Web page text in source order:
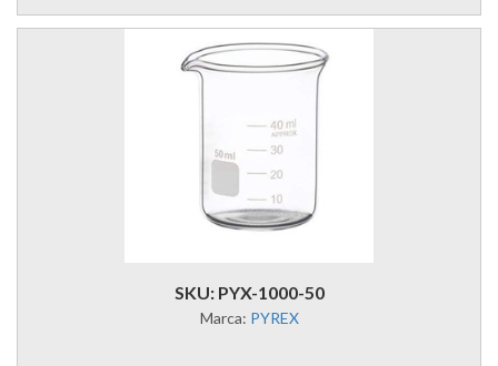
SKU: PYX-1000-50
Marca: PYREX